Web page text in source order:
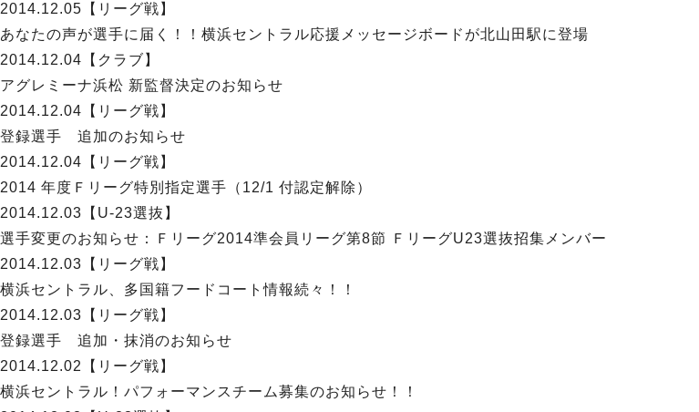
2014.12.05 【リーグ戦】
あなたの声が選手に届く！！横浜セントラル応援メッセージボードが北山田駅に登場
2014.12.04 【クラブ】
アグレミーナ浜松 新監督決定のお知らせ
2014.12.04 【リーグ戦】
登録選手 追加のお知らせ
2014.12.04 【リーグ戦】
2014 年度Ｆリーグ特別指定選手（12/1 付認定解除）
2014.12.03 【U-23選抜】
選手変更のお知らせ：Ｆリーグ2014準会員リーグ第8節 ＦリーグU23選抜招集メンバー
2014.12.03 【リーグ戦】
横浜セントラル、多国籍フードコート情報続々！！
2014.12.03 【リーグ戦】
登録選手 追加・抹消のお知らせ
2014.12.02
【リーグ戦】
横浜セントラル！パフォーマンスチーム募集のお知らせ！！